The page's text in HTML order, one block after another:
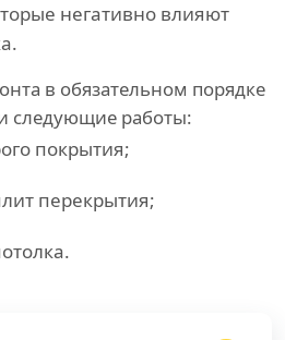
негативно влияют
в обязательном порядке
следующие работы:
покрытия;
перекрытия;